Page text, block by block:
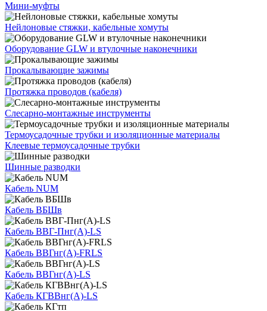
Мини-муфты
Нейлоновые стяжки, кабельные хомуты
Оборудование GLW и втулочные наконечники
Прокалывающие зажимы
Протяжка проводов (кабеля)
Слесарно-монтажные инструменты
Термоусадочные трубки и изоляционные материалы
Клеевые термоусадочные трубки
Шинные разводки
Кабель NUM
Кабель ВБШв
Кабель ВВГ-Пнг(А)-LS
Кабель ВВГнг(А)-FRLS
Кабель ВВГнг(А)-LS
Кабель КГВВнг(А)-LS